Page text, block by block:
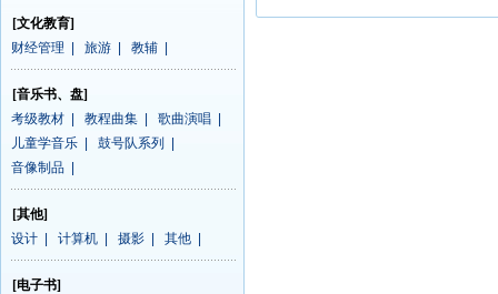
[文化教育]
财经管理
旅游 教辅
[音乐书、盘]
考级教材
教程曲集 歌曲演唱
儿童学音乐
鼓号队系列
音像制品
[其他]
设计
计算机 摄影 其他
[电子书]